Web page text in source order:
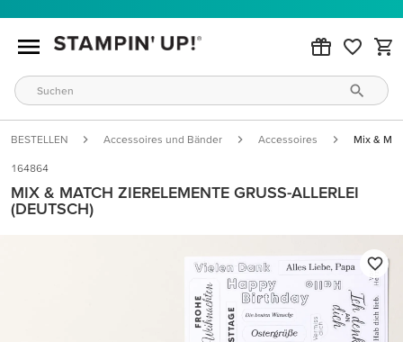
BESTELLEN Accessoires und Bänder Accessoires Mix &
164864
MIX & MATCH ZIERELEMENTE GRUSS-ALLERLEI
(DEUTSCH)